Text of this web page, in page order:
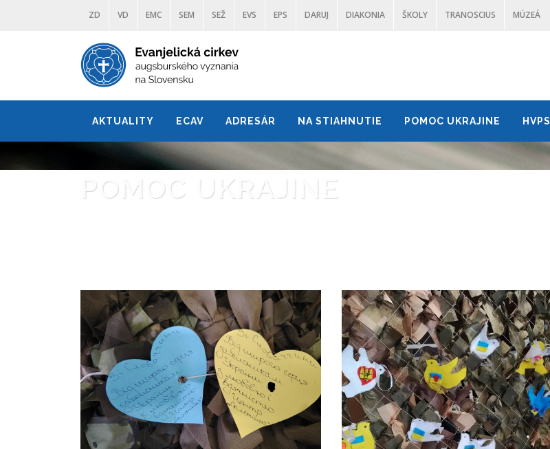
ZD VD EMC SEM SEŽ EVS EPS DARUJ DIAKONIA ŠKOLY TRANOSCIUS MÚZEÁ
AKTUALITY ECAV ADRESÁR NA STIAHNUTIE POMOC UKRAJINE HVPS
POMOC UKRAJINE